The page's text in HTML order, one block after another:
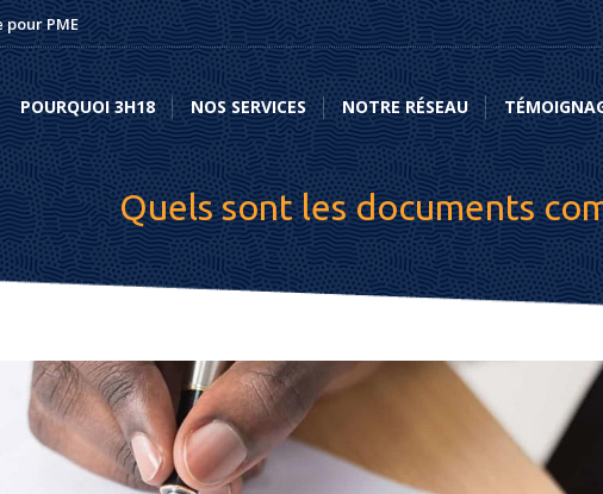
PME
POURQUOI 3H18 NOS SERVICES NOTRE RÉSEAU
Quels sont les documents
3H18 NOS SERVICES NOTRE RÉSEAU TÉMOIGNAGES